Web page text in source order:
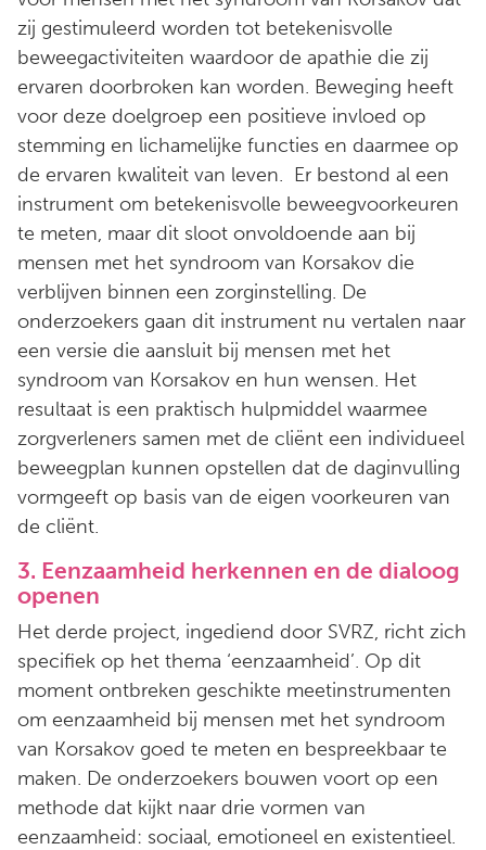
zij gestimuleerd worden tot betekenisvolle
beweegactiviteiten waardoor de apathie die zij
ervaren doorbroken kan worden. Beweging heeft
voor deze doelgroep een positieve invloed op
stemming en lichamelijke functies en daarmee op
de ervaren kwaliteit van leven. Er bestond al een
instrument om betekenisvolle beweegvoorkeuren
te meten, maar dit sloot onvoldoende aan bij
mensen met het syndroom van Korsakov die
verblijven binnen een zorginstelling. De
onderzoekers gaan dit instrument nu vertalen naar
een versie die aansluit bij mensen met het
syndroom van Korsakov en hun wensen. Het
resultaat is een praktisch hulpmiddel waarmee
zorgverleners samen met de cliënt een individueel
beweegplan kunnen opstellen dat de daginvulling
vormgeeft op basis van de eigen voorkeuren van
de cliënt.
3. Eenzaamheid herkennen en de dialoog
openen
Het derde project, ingediend door SVRZ, richt zich
specifiek op het thema ‘eenzaamheid’. Op dit
moment ontbreken geschikte meetinstrumenten
om eenzaamheid bij mensen met het syndroom
van Korsakov goed te meten en bespreekbaar te
maken. De onderzoekers bouwen voort op een
methode dat kijkt naar drie vormen van
eenzaamheid: sociaal, emotioneel en existentieel.